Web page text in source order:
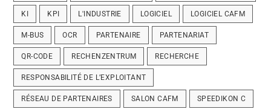
KI KPI L'INDUSTRIE LOGICIEL LOGICIEL CAFM
M-BUS OCR PARTENAIRE PARTENARIAT
QR-CODE RECHENZENTRUM RECHERCHE
RESPONSABILITÉ DE L’EXPLOITANT
RÉSEAU DE PARTENAIRES SALON CAFM SPEEDIKON C